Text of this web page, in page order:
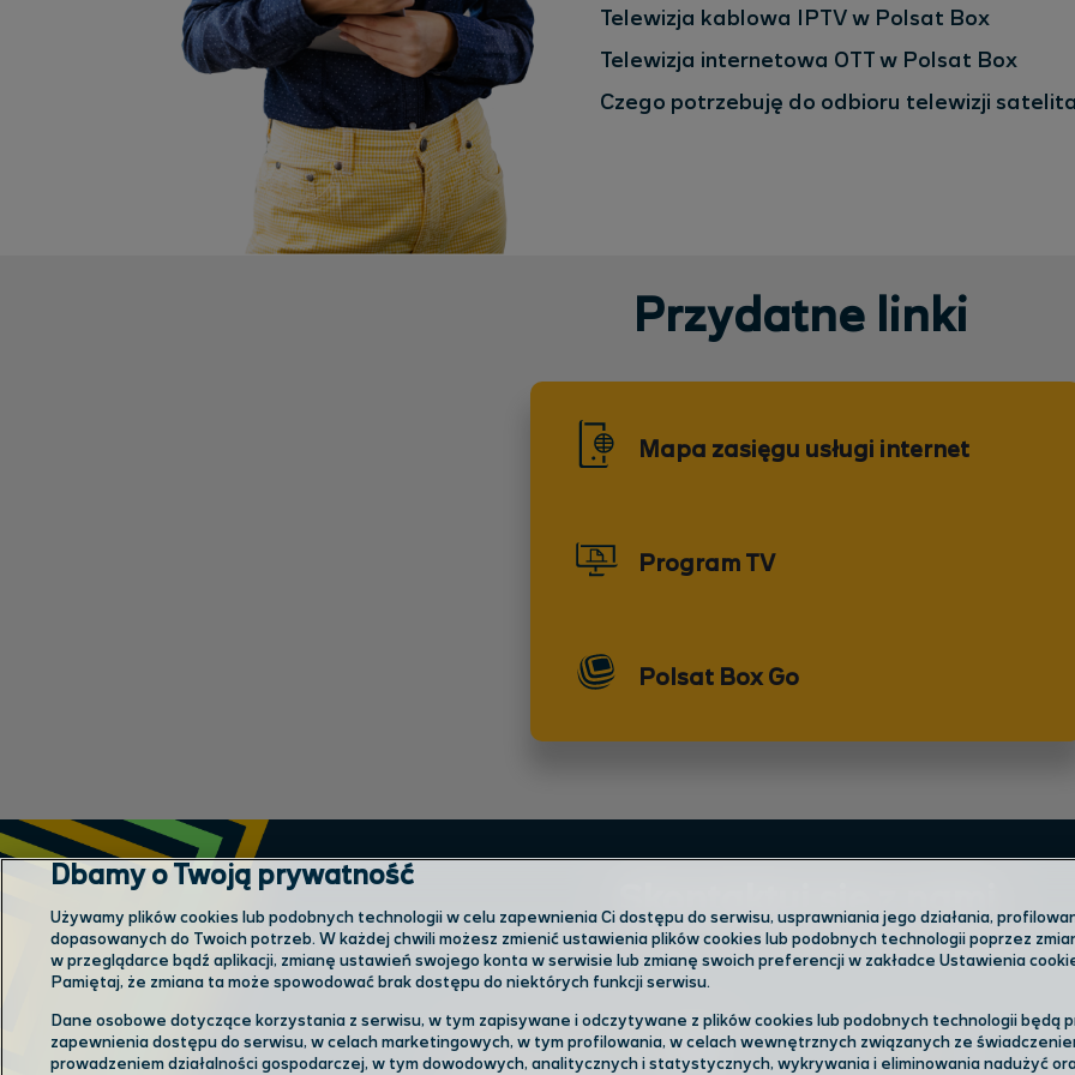
Telewizja kablowa IPTV w Polsat Box
Telewizja internetowa OTT w Polsat Box
Czego potrzebuję do odbioru telewizji
Przydatne linki
Mapa zasięgu usługi internet
Program TV
Polsat Box Go
Skontaktuj się z nami
Odwiedź nas w salonie Infolinia
Dbamy o Twoją prywatność
Używamy plików cookies lub podobnych technologii w celu zapewnienia Ci dostępu do serwisu, usprawniania jego działania,
dopasowanych do Twoich potrzeb. W każdej chwili możesz zmienić ustawienia plików cookies lub podobnych technologii poprzez
w przeglądarce bądź aplikacji, zmianę ustawień swojego konta w serwisie lub zmianę swoich preferencji w zakładce Ustawienia
Pamiętaj, że zmiana ta może spowodować brak dostępu do niektórych funkcji serwisu.
Dane osobowe dotyczące korzystania z serwisu, w tym zapisywane i odczytywane z plików cookies lub podobnych technologii będą
zapewnienia dostępu do serwisu, w celach marketingowych, w tym profilowania, w celach wewnętrznych związanych ze
prowadzeniem działalności gospodarczej, w tym dowodowych, analitycznych i statystycznych, wykrywania i eliminowania nadużyć